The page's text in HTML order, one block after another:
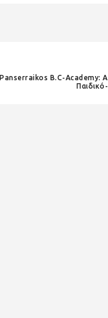
Panserraikos B.C-Academy: